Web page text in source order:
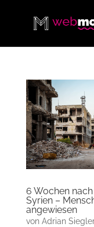
6 Wochen
Syrien –
angewiesen
von Adrian